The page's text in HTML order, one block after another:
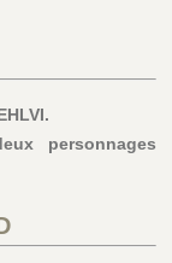
personnages